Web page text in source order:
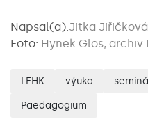
Napsal(a):Jitka Jiřičková
Foto: Hynek Glos, archiv
LFHK výuka
Paedagogium